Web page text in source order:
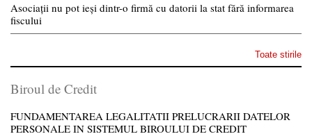
Asociații nu pot ieși dintr-o firmă cu datorii la stat fără informarea
fiscului
Toate stirile
Biroul de Credit
FUNDAMENTAREA LEGALITATII PRELUCRARII DATELOR
PERSONALE IN SISTEMUL BIROULUI DE CREDIT